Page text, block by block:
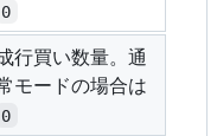
0
行買い数量。通
モードの場合は
0